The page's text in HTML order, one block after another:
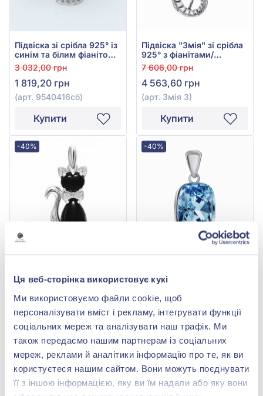
Ця веб-сторінка використовує кукі
Ми використовуємо файли cookie, щоб
персоналізувати вміст і рекламу, інтегрувати функції
соціальних мереж та аналізувати наш трафік. Ми
також передаємо нашим партнерам із соціальних
мереж, реклами й аналітики інформацію про те, як ви
користуєтеся нашим сайтом. Вони можуть поєднувати
її з іншою інформацією, яку ви їм надали або яку вони
Підвіска зі срібла 925° із
синім та білим фіанітом,
арт. 9540416сб
3 032,00 грн
1 819,20 грн
(арт. 9540416сб)
Купити
Підвіска "Змія" зі срібла
925° з фіанітами/
куб.цирконієм, арт. Змія
3
7 606,00 грн
4 563,60 грн
(арт. Змія 3)
Купити
-40%
та фіанітом/
куб.цирконієм із срібла
925°, арт. 3316р
2 625,60 грн
(арт. 3316р)
Купити
-40%
блакитним фіанітом/
куб.цирконієм, арт.
FP14083
4 294,80 грн
(арт. FP14083)
Купити
-40% -40%